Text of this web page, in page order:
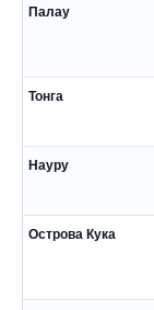
Палау
Тонга
Науру
Острова Кука